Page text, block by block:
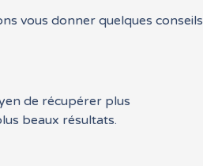
vous donner quelques conseils
de récupérer plus
beaux résultats.